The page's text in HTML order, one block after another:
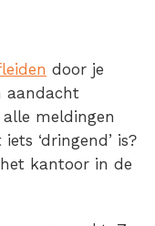
door je
aandacht
meldingen
‘dringend’ is?
kantoor in de